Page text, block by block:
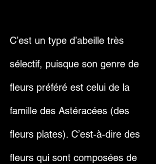
C’est un type d’abeille très
sélectif, puisque son genre de
fleurs préféré est celui de la
famille des Astéracées (des
fleurs plates). C’est-à-dire des
fleurs qui sont composées de